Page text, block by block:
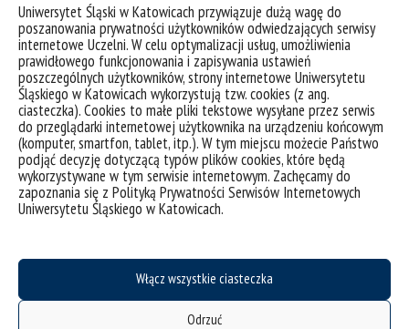
Uniwersytet Śląski w Katowicach przywiązuje dużą wagę do
poszanowania prywatności użytkowników odwiedzających serwisy
internetowe Uczelni. W celu optymalizacji usług, umożliwienia
prawidłowego funkcjonowania i zapisywania ustawień
poszczególnych użytkowników, strony internetowe Uniwersytetu
Śląskiego w Katowicach wykorzystują tzw. cookies (z ang.
ciasteczka). Cookies to małe pliki tekstowe wysyłane przez serwis
do przeglądarki internetowej użytkownika na urządzeniu końcowym
(komputer, smartfon, tablet, itp.). W tym miejscu możecie Państwo
podjąć decyzję dotyczącą typów plików cookies, które będą
wykorzystywane w tym serwisie internetowym. Zachęcamy do
zapoznania się z Polityką Prywatności Serwisów Internetowych
Uniwersytetu Śląskiego w Katowicach.
Włącz wszystkie ciasteczka
Odrzuć
Administracja
Przedsiębiorczość
Prawo w biznesie
International Business Law and Arbitration
Administrowanie środowiskiem